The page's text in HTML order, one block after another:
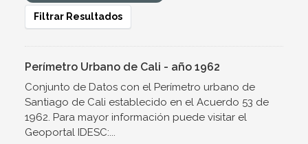
Filtrar Resultados
Perímetro Urbano de Cali - año 1962
Conjunto de Datos con el Perímetro urbano de
Santiago de Cali establecido en el Acuerdo 53 de
1962. Para mayor información puede visitar el
Geoportal IDESC:...